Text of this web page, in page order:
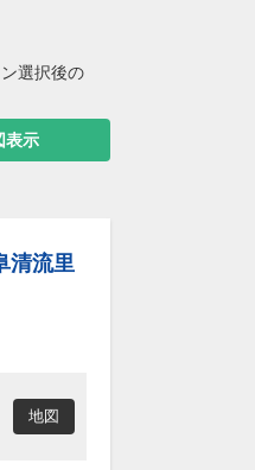
選択後の
表示
清流里
地図